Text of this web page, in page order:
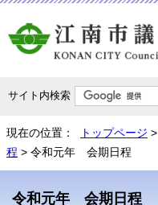
サイト内検索
現在の位置： トップページ >
程 > 令和元年 会期日程
令和元年 会期日程